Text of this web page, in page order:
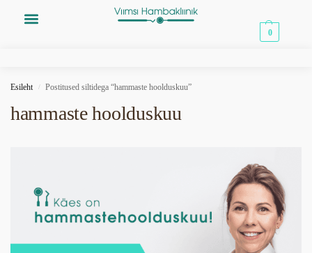
0
Esileht / Postitused siltidega “hammaste hoolduskuu”
hammaste hoolduskuu